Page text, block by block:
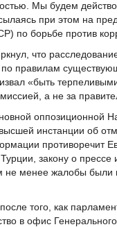
Мы будем
при этом на
по борьбе против
что
по правилам
«быть
а не за
оппозиционной
инстанции об
противоречит
закону о
не менее жалобы были
того, как
в офис